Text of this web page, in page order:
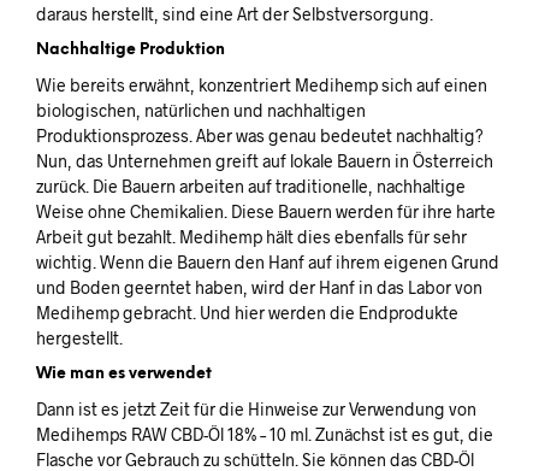
daraus herstellt, sind eine Art der Selbstversorgung.
Nachhaltige Produktion
Wie bereits erwähnt, konzentriert Medihemp sich auf einen
biologischen, natürlichen und nachhaltigen
Produktionsprozess. Aber was genau bedeutet nachhaltig?
Nun, das Unternehmen greift auf lokale Bauern in Österreich
zurück. Die Bauern arbeiten auf traditionelle, nachhaltige
Weise ohne Chemikalien. Diese Bauern werden für ihre harte
Arbeit gut bezahlt. Medihemp hält dies ebenfalls für sehr
wichtig. Wenn die Bauern den Hanf auf ihrem eigenen Grund
und Boden geerntet haben, wird der Hanf in das Labor von
Medihemp gebracht. Und hier werden die Endprodukte
hergestellt.
Wie man es verwendet
Dann ist es jetzt Zeit für die Hinweise zur Verwendung von
Medihemps RAW CBD-Öl 18% – 10 ml. Zunächst ist es gut, die
Flasche vor Gebrauch zu schütteln. Sie können das CBD-Öl